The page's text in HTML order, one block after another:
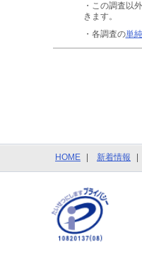
・この調査以
きます。
・各調査の単
HOME 新着情報